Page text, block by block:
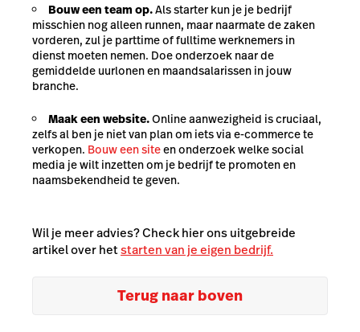
Bouw een team op.Als starter kun je je bedrijf
misschien nog alleen runnen, maar naarmate de zaken
vorderen, zul je parttime of fulltime werknemers in
dienst moeten nemen. Doe onderzoek naar de
gemiddelde uurlonen en maandsalarissen in jouw
branche.
Maak een website.Online aanwezigheid is cruciaal,
zelfs al ben je niet van plan om iets via e-commerce te
verkopen. Bouw een siteen onderzoek welke social
media je wilt inzetten om je bedrijf te promoten en
naamsbekendheid te geven.
Wil je meer advies? Check hier ons uitgebreide
artikel over hetstarten van je eigen bedrijf.
Terug naar boven